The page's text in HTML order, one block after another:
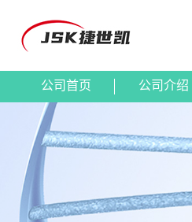
公司首页 公司介绍